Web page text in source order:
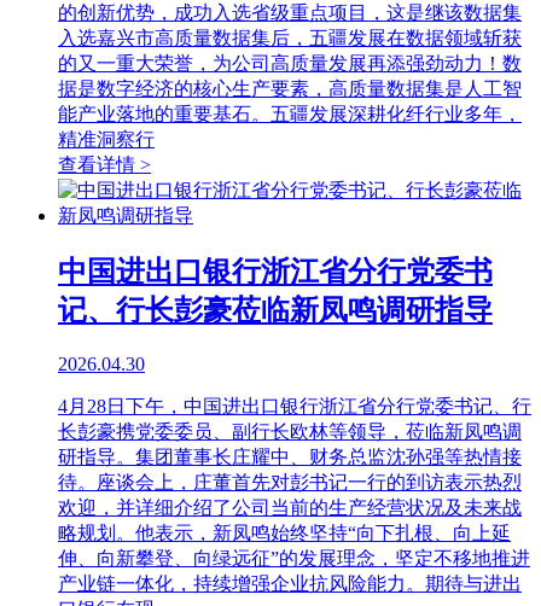
的创新优势，成功入选省级重点项目，这是继该数据集
入选嘉兴市高质量数据集后，五疆发展在数据领域斩获
的又一重大荣誉，为公司高质量发展再添强劲动力！数
据是数字经济的核心生产要素，高质量数据集是人工智
能产业落地的重要基石。五疆发展深耕化纤行业多年，
精准洞察行
查看详情 >
中国进出口银行浙江省分行党委书
记、行长彭豪莅临新凤鸣调研指导
2026.04.30
4月28日下午，中国进出口银行浙江省分行党委书记、行
长彭豪携党委委员、副行长欧林等领导，莅临新凤鸣调
研指导。集团董事长庄耀中、财务总监沈孙强等热情接
待。座谈会上，庄董首先对彭书记一行的到访表示热烈
欢迎，并详细介绍了公司当前的生产经营状况及未来战
略规划。他表示，新凤鸣始终坚持“向下扎根、向上延
伸、向新攀登、向绿远征”的发展理念，坚定不移地推进
产业链一体化，持续增强企业抗风险能力。期待与进出